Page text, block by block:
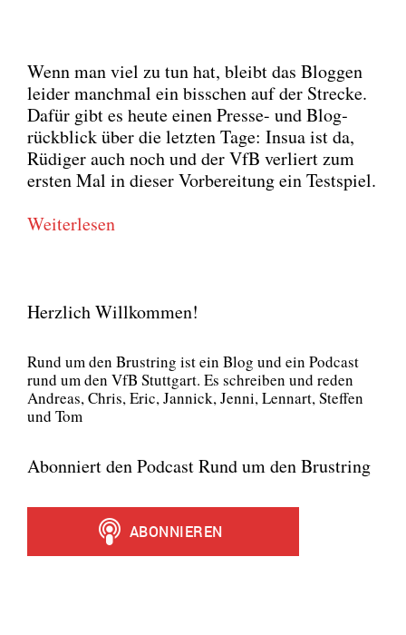
Wenn man viel zu tun hat, bleibt das Blog­gen
lei­der manch­mal ein biss­chen auf der Stre­cke.
Dafür gibt es heu­te einen Pres­se- und Blog­
rück­blick über die letz­ten Tage: Insua ist da,
Rüdi­ger auch noch und der VfB ver­liert zum
ers­ten Mal in die­ser Vor­be­rei­tung ein Test­spiel.
Wei­ter­le­sen
Herzlich Willkommen!
Rund um den Brust­ring ist ein Blog und ein Pod­cast
rund um den VfB Stutt­gart. Es schrei­ben und reden
Andre­as, Chris, Eric, Jan­nick, Jen­ni, Lenn­art, Stef­fen
und Tom
Abonniert den Podcast Rund um den Brustring